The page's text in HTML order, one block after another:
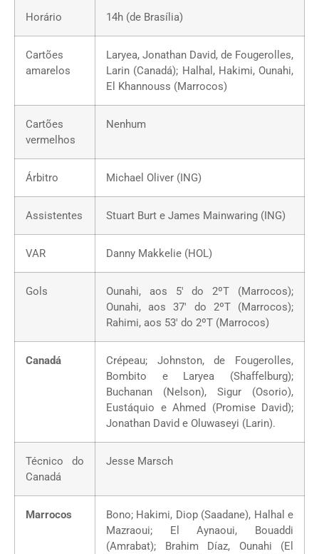
Horário 14h (de Brasília)
Cartões
amarelos
Laryea, Jonathan David, de Fougerolles,
Larin (Canadá); Halhal, Hakimi, Ounahi,
El Khannouss (Marrocos)
Cartões
vermelhos
Nenhum
Árbitro Michael Oliver (ING)
Assistentes Stuart Burt e James Mainwaring (ING)
VAR Danny Makkelie (HOL)
Gols
Ounahi, aos 5′ do 2ºT (Marrocos);
Ounahi, aos 37′ do 2ºT (Marrocos);
Rahimi, aos 53′ do 2ºT (Marrocos)
Canadá
Crépeau; Johnston, de Fougerolles,
Bombito e Laryea (Shaffelburg);
Buchanan (Nelson), Sigur (Osorio),
Eustáquio e Ahmed (Promise David);
Jonathan David e Oluwaseyi (Larin).
Técnico do
Canadá
Jesse Marsch
Marrocos
Bono; Hakimi, Diop (Saadane), Halhal e
Mazraoui; El Aynaoui, Bouaddi
(Amrabat); Brahim Díaz, Ounahi (El